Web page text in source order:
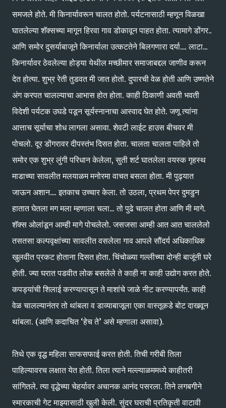
समजले होते. मी किनार्यावरून चालत होतो. पर्यटनासाठी म्हणून विळखा
घातलेल्या शॅक्सच्या मागून हिरवा गाव डोकावून पाहत होता. त्यामागे डोंगर..
आणि समोर दुसर्याबाजूने किनार्याला उत्कटतेने बिलगणारा दर्या.... लाटा...
किनार्यावर ठेवलेल्या होड्या येथील मच्छीमार समाजाबद्दल जाणीव करून
देत होत्या. शुभ्र रेती तुडवत मी जात होतो. दुपारची वेळ होती आणि उष्णतेने
अंग करपत चालल्याचा आभास होत होता. काही ठिकाणी अवती भवती
विदेशी पर्यटक उघडे पडून सूर्यस्नानाचा आस्वाद घेत होते. जणू त्यांना
आत्ताच सूर्याचा शोध लागला असावा. शेवटी लाईट हाउस बीचवर मी
पोचलो. दूर डोंगरावर दीपस्तंभ दिसत होता. चालता चालता पाहिले तो
समोर एक शुभ्र लुंगी परिधान केलेला, सुती शर्ट घातलेला वयस्क गृहस्थ
माडाच्या सावलीत मलयाळम मनोरमा वाचत बसला होता. मी पुढ्यात
जाऊन अशान.... इतकाच उच्चार केला. तो उठला, प्रथम पेपर दुमडुन
हातात घेतला मग मला म्हणाला चला... तो पुढे चालत होता आणि मी मागे.
शॅक्स ओलांडून आम्ही मागे पोचलेलो. जसजसा आम्ही आत आत चाललेलो
तसतसा कल्पवृक्षांच्या सावलीत वसलेला गाव आपले सौंदर्य अधिकाधिक
खुलवीत प्रकट होताना दिसत होता. चिंचोळ्या गल्लीच्या दोन्ही बाजूंनी घरे
होती. ज्या घरात पडवीत लोक बसलेले ते काही ना काही उद्योग करत होते.
कपड्यांची शिलाई करण्यापासून ते माशांचे जाळे नीट करण्यापर्यंत. काही
वेळ चालल्यानंतर तो थांबला व डाव्याबाजूला एका वास्तूकडे बोट दाखवून
थांबला. (आणि कदाचित ‘हेच ते’ असे म्हणाला असावा).
तिथे एक वृद्ध महिला साफसफाई करत होती. तिची गरीबी तिला
पाहिल्यावरच लक्षात येत होती. तिला त्याने मल्ल्याळममध्ये काहीतरी
सांगितले. त्या वृद्धेच्या चेहर्यावर अचानक आनंद पसरला. तिने लगबगीने
स्मारकाची गेट माझ्यासाठी खुली केली. सुंदर घराची प्रतिकृती वाटावी